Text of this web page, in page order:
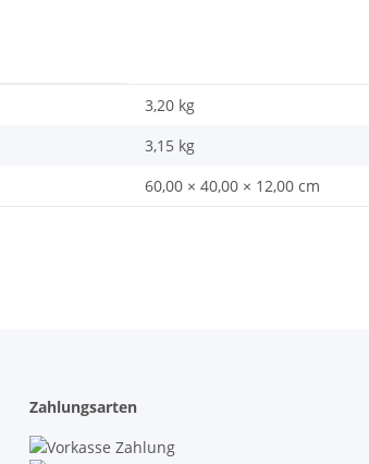
3,20 kg
3,15 kg
60,00 × 40,00 × 12,00 cm
Zahlungsarten